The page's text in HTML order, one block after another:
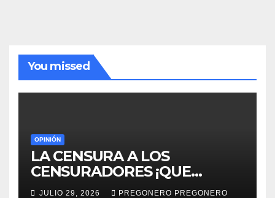
You missed
OPINIÓN
LA CENSURA A LOS
CENSURADORES ¡QUE
HORROR!
JULIO 29, 2026 PREGONERO PREGONERO